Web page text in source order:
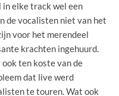
elke track wel een
de vocalisten niet van het
voor het merendeel
krachten ingehuurd.
ten koste van de
dat live werd
te touren. Wat ook